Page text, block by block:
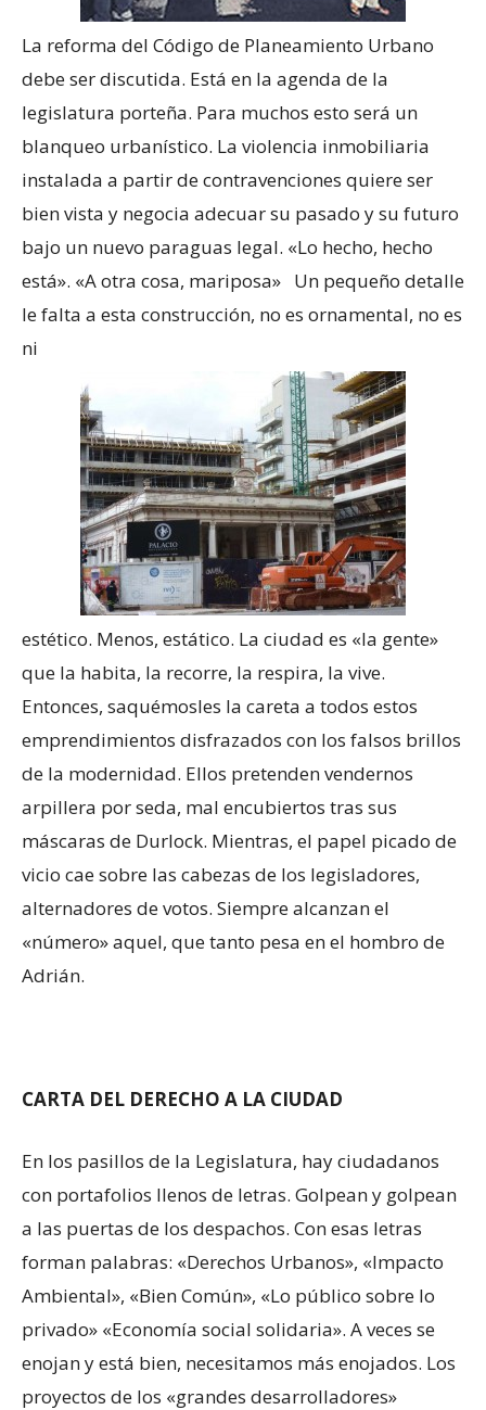
La reforma del Código de Planeamiento Urbano
debe ser discutida. Está en la agenda de la
legislatura porteña. Para muchos esto será un
blanqueo urbanístico. La violencia inmobiliaria
instalada a partir de contravenciones quiere ser
bien vista y negocia adecuar su pasado y su futuro
bajo un nuevo paraguas legal. «Lo hecho, hecho
está». «A otra cosa, mariposa» Un pequeño detalle
le falta a esta construcción, no es ornamental, no es
ni
estético. Menos, estático. La ciudad es «la gente»
que la habita, la recorre, la respira, la vive.
Entonces, saquémosles la careta a todos estos
emprendimientos disfrazados con los falsos brillos
de la modernidad. Ellos pretenden vendernos
arpillera por seda, mal encubiertos tras sus
máscaras de Durlock. Mientras, el papel picado de
vicio cae sobre las cabezas de los legisladores,
alternadores de votos. Siempre alcanzan el
«número» aquel, que tanto pesa en el hombro de
Adrián.
CARTA DEL DERECHO A LA CIUDAD
En los pasillos de la Legislatura, hay ciudadanos
con portafolios llenos de letras. Golpean y golpean
a las puertas de los despachos. Con esas letras
forman palabras: «Derechos Urbanos», «Impacto
Ambiental», «Bien Común», «Lo público sobre lo
privado» «Economía social solidaria». A veces se
enojan y está bien, necesitamos más enojados. Los
proyectos de los «grandes desarrolladores»